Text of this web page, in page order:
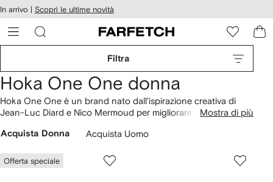
ai
In arrivo | Scopri le ultime novità
Filtra
Hoka One One donna
Hoka One One è un brand nato dall'ispirazione creativa di
Jean-Luc Diard e Nico Mermoud per migliorare le
concetto discarpa da corsa. Su FARFETCH scopri le
per il tuo allenamento.
Mostra di più
Acquista Donna Acquista Uomo
Offerta speciale